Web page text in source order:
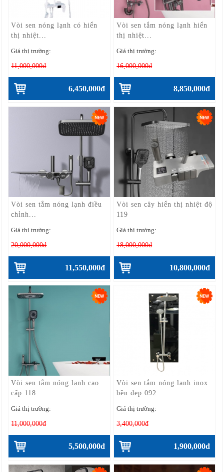
Vòi sen nóng lạnh có hiển
thị nhiệt...
Giá thị trường:
11,000,000đ
6,450,000đ
Vòi sen tắm nóng lạnh hiển
thị nhiệt...
Giá thị trường:
16,000,000đ
8,850,000đ
Vòi sen tắm nóng lạnh điều
chỉnh...
Giá thị trường:
20,000,000đ
11,550,000đ
Vòi sen cây hiển thị nhiệt độ
119
Giá thị trường:
18,000,000đ
10,800,000đ
Vòi sen tắm nóng lạnh cao
cấp 118
Giá thị trường:
11,000,000đ
5,500,000đ
Vòi sen tắm nóng lạnh inox
bền đẹp 092
Giá thị trường:
3,400,000đ
1,900,000đ